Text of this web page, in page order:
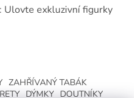
Ulovte exkluzivní figurky
ZAHŘÍVANÝ TABÁK
DÝMKY DOUTNÍKY